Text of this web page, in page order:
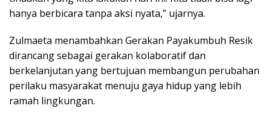
hanya berbicara tanpa aksi nyata,” ujarnya.
Zulmaeta menambahkan Gerakan Payakumbuh Resik
dirancang sebagai gerakan kolaboratif dan
berkelanjutan yang bertujuan membangun perubahan
perilaku masyarakat menuju gaya hidup yang lebih
ramah lingkungan.